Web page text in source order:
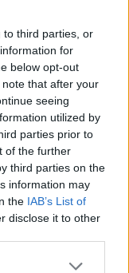
to third parties, or
for
below opt-out
that after your
seeing
utilized by
parties prior to
of the further
third parties on the
information may
the IAB’s List of
disclose it to other
di Josep
e Bonny
scuotere i suoi
Al 64' gli ospiti
di Diouf
la palla sbatte
che
fa
tuttavia è
con un